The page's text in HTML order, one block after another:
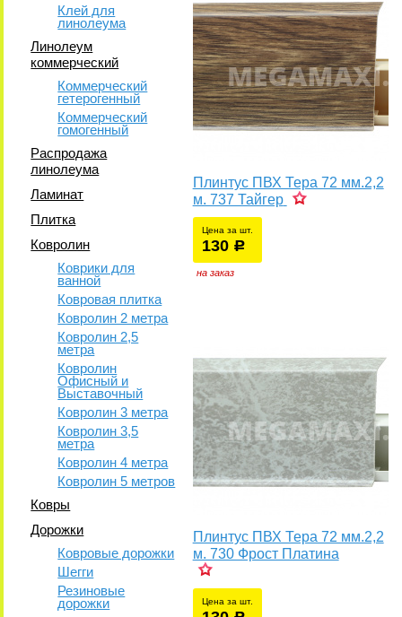
Клей для
линолеума
Линолеум
коммерческий
Коммерческий
гетерогенный
Коммерческий
гомогенный
Распродажа
линолеума
Ламинат
Плитка
Ковролин
Коврики для
ванной
Ковровая плитка
Ковролин 2 метра
Ковролин 2,5
метра
Ковролин
Офисный и
Выставочный
Ковролин 3 метра
Ковролин 3,5
метра
Ковролин 4 метра
Ковролин 5 метров
Ковры
Дорожки
Ковровые дорожки
Шегги
Резиновые
дорожки
Плинтус ПВХ Тера 72 мм.2,2
м. 737 Тайгер
Цена за шт.
130 р
на заказ
Плинтус ПВХ Тера 72 мм.2,2
м. 730 Фрост Платина
Цена за шт.